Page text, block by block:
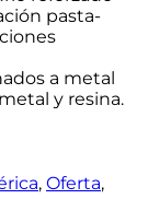
pasta-
a metal
y resina.
, Oferta,